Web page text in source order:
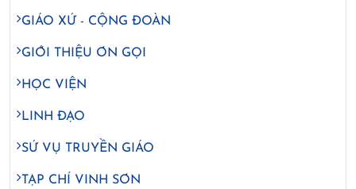
GIÁO XỨ - CỘNG ĐOÀN
GIỚI THIỆU ƠN GỌI
HỌC VIỆN
LINH ĐẠO
SỨ VỤ TRUYỀN GIÁO
TẠP CHÍ VINH SƠN